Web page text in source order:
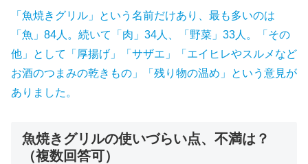
「魚焼きグリル」という名前だけあり、最も多いのは
「魚」84人。続いて「肉」34人、「野菜」33人。「その
他」として「厚揚げ」「サザエ」「エイヒレやスルメなど
お酒のつまみの乾きもの」「残り物の温め」という意見が
ありました。
魚焼きグリルの使いづらい点、不満は？
（複数回答可）